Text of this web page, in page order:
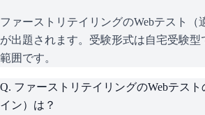
ファーストリテイリングのWebテスト（
が出題されます。受験形式は自宅受験型
範囲です。
Q. ファーストリテイリングのWebテス
イン）は？